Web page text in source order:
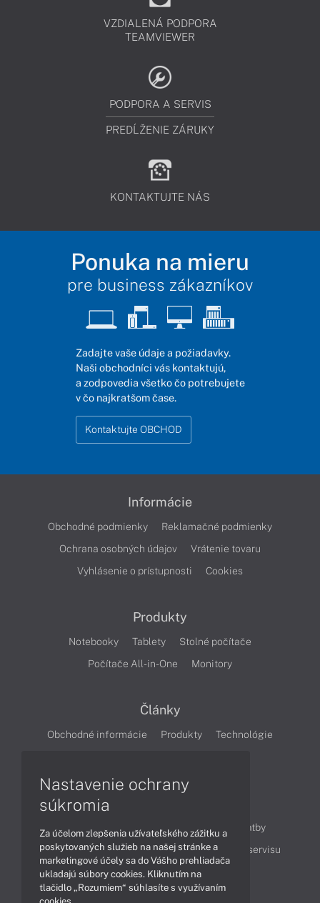
VZDIALENÁ PODPORA
TEAMVIEWER
PODPORA A SERVIS
PREDĹŽENIE ZÁRUKY
KONTAKTUJTE NÁS
Ponuka na mieru
pre business zákazníkov
Zadajte vaše údaje a požiadavky.
Naši obchodníci vás kontaktujú,
a zodpovedia všetko čo potrebujete
v čo najkratšom čase.
Kontaktujte OBCHOD
Informácie
Obchodné podmienky
Reklamačné podmienky
Ochrana osobných údajov
Vrátenie tovaru
Vyhlásenie o prístupnosti
Cookies
Produkty
Notebooky Tablety
Stolné počítače
Počítače All-in-One
Monitory
Články
Obchodné informácie Produkty
Technológie
Ako nakupovať
Možnosti doručenia a platby
Podpora a servis
Servisné služby Cenník servisu
Kontakty
Nastavenie ochrany
súkromia
Za účelom zlepšenia užívateľského zážitku a
poskytovaných služieb na našej stránke a
marketingové účely sa do Vášho prehliadača
ukladajú súbory cookies. Kliknutím na
tlačidlo „Rozumiem“ súhlasíte s využívaním